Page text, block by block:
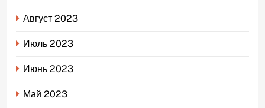
Август 2023
Июль 2023
Июнь 2023
Май 2023